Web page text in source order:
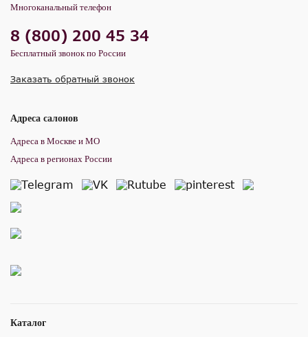
Каталог
Многоканальный телефон
8 (800) 200 45 34
Бесплатный звонок по России
Заказать обратный звонок
Адреса салонов
Адреса в Москве и МО
Адреса в регионах России